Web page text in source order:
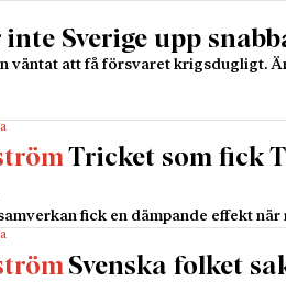
Sverige upp
väntat att få försvaret krigsdugligt.
Tricket som fick
fick en dämpande effekt
Svenska folket